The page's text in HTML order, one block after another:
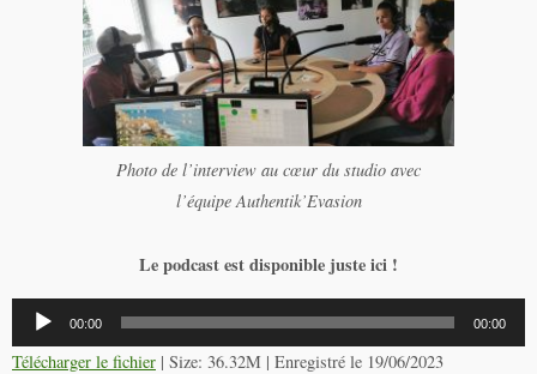
Photo de l’interview au cœur du studio avec
l’équipe Authentik’Evasion
Le podcast est disponible juste ici !
Lecteur
audio
00:00 00:00
Télécharger le fichier | Size: 36.32M | Enregistré le 19/06/2023